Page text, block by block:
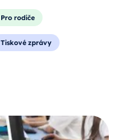
Pro rodiče
Tiskové zprávy